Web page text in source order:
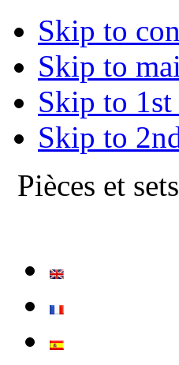
Skip to
Skip to
Skip to
Skip to
Pièces et